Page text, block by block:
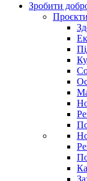
Зробити
Проєкти